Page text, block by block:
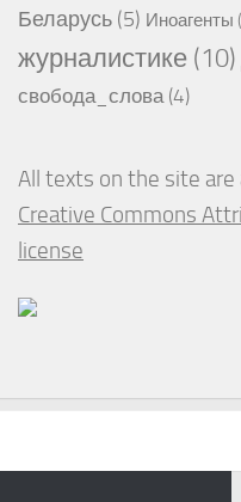
Беларусь (5) Иноагенты
журналистике (10)
свобода_слова(4)
All texts on the site are
Creative Commons
license